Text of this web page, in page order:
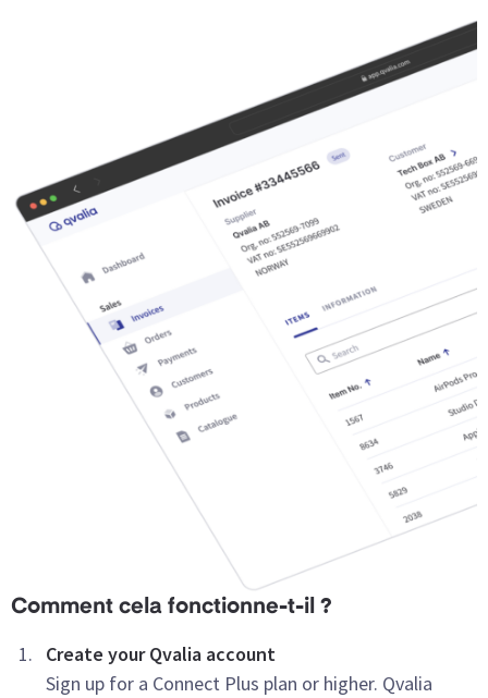
Comment cela fonctionne-t-il ?
Create your Qvalia account
Sign up for a Connect Plus plan or higher. Qvalia